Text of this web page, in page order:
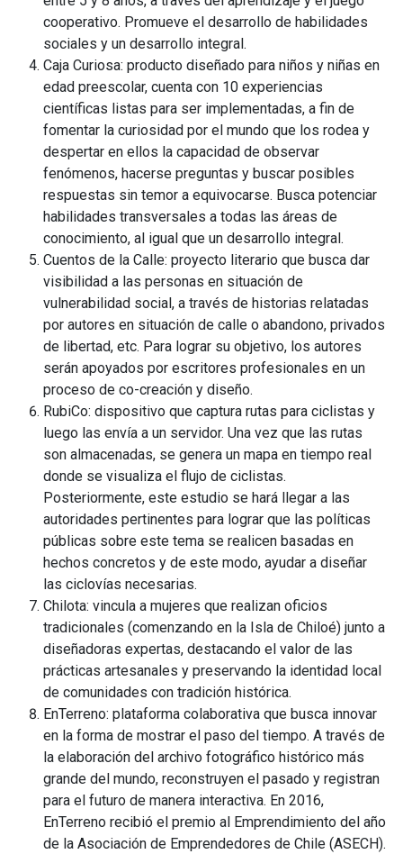
cooperativo. Promueve el desarrollo de habilidades
sociales y un desarrollo integral.
Caja Curiosa: producto diseñado para niños y niñas en
edad preescolar, cuenta con 10 experiencias
científicas listas para ser implementadas, a fin de
fomentar la curiosidad por el mundo que los rodea y
despertar en ellos la capacidad de observar
fenómenos, hacerse preguntas y buscar posibles
respuestas sin temor a equivocarse. Busca potenciar
habilidades transversales a todas las áreas de
conocimiento, al igual que un desarrollo integral.
Cuentos de la Calle: proyecto literario que busca dar
visibilidad a las personas en situación de
vulnerabilidad social, a través de historias relatadas
por autores en situación de calle o abandono, privados
de libertad, etc. Para lograr su objetivo, los autores
serán apoyados por escritores profesionales en un
proceso de co-creación y diseño.
RubiCo: dispositivo que captura rutas para ciclistas y
luego las envía a un servidor. Una vez que las rutas
son almacenadas, se genera un mapa en tiempo real
donde se visualiza el flujo de ciclistas.
Posteriormente, este estudio se hará llegar a las
autoridades pertinentes para lograr que las políticas
públicas sobre este tema se realicen basadas en
hechos concretos y de este modo, ayudar a diseñar
las ciclovías necesarias.
Chilota: vincula a mujeres que realizan oficios
tradicionales (comenzando en la Isla de Chiloé) junto a
diseñadoras expertas, destacando el valor de las
prácticas artesanales y preservando la identidad local
de comunidades con tradición histórica.
EnTerreno: plataforma colaborativa que busca innovar
en la forma de mostrar el paso del tiempo. A través de
la elaboración del archivo fotográfico histórico más
grande del mundo, reconstruyen el pasado y registran
para el futuro de manera interactiva. En 2016,
EnTerreno recibió el premio al Emprendimiento del año
de la Asociación de Emprendedores de Chile (ASECH).